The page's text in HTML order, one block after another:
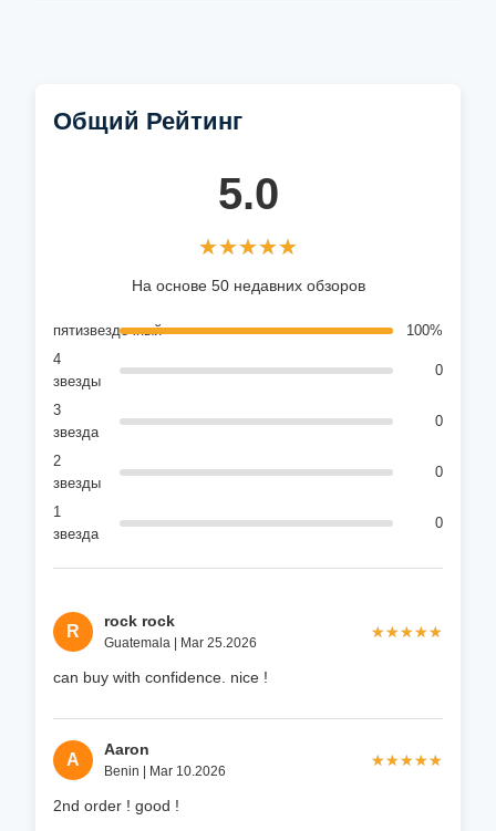
Общий Рейтинг
5.0
★★★★★
★★★★★
На основе 50 недавних обзоров
пятизвездочный
100%
4
звезды
0
3
звезда
0
2
звезды
0
1
звезда
0
R
rock rock
Guatemala | Mar 25.2026
★★★★★
★★★★★
can buy with confidence. nice !
A
Aaron
Benin | Mar 10.2026
★★★★★
★★★★★
2nd order ! good !